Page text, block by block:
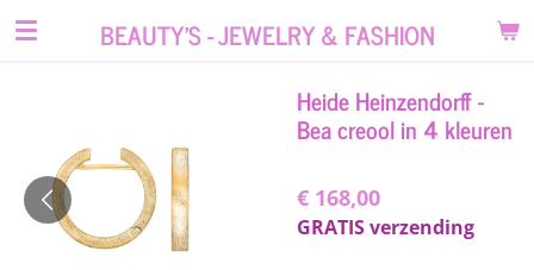
Ga
BEAUTY'S - JEWELRY & FASHION
Heide Heinzendorff -
Bea creool in 4 kleuren
€ 168,00
GRATIS verzending